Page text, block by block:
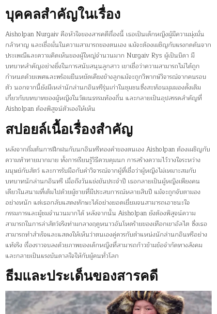
บุคคลสำคัญในเรื่อง
Aisholpan Nurgaiv คือหัวใจของสารคดีเรื่องนี้ เธอเป็นเด็กหญิงผู้มีความมุ่งมั่น
กล้าหาญ และเชื่อมั่นในความสามารถของตนเอง แม้จะต้องเผชิญกับแรงกดดันจาก
ประเพณีและความคิดเห็นของผู้ใหญ่จำนวนมาก Nurgaiv Rys ผู้เป็นบิดา มี
บทบาทสำคัญอย่างยิ่งในการสนับสนุนลูกสาว เขาเชื่อว่าความสามารถไม่ได้ถูก
กำหนดด้วยเพศและพร้อมยืนหยัดเคียงข้างลูกแม้จะถูกวิพากษ์วิจารณ์จากคนรอบ
ตัว นอกจากนี้ยังมีเหล่านักล่านกอินทรีรุ่นเก่าในชุมชนซึ่งสะท้อนมุมมองดั้งเดิม
เกี่ยวกับบทบาทของผู้หญิงในวัฒนธรรมท้องถิ่น และกลายเป็นอุปสรรคสำคัญที่
Aisholpan ต้องพิสูจน์ตัวเองให้เห็น
สปอยล์เนื้อเรื่องสำคัญ
หลังจากเริ่มต้นการฝึกฝนกับนกอินทรีทองคำของตนเอง Aisholpan ต้องเผชิญกับ
ความท้าทายมากมาย ทั้งการเรียนรู้วิธีควบคุมนก การสร้างความไว้วางใจระหว่าง
มนุษย์กับสัตว์ และการรับมือกับคำวิจารณ์จากผู้ที่เชื่อว่าผู้หญิงไม่เหมาะสมกับ
บทบาทนักล่านกอินทรี เมื่อถึงวันแข่งขันประจำปี เธอกลายเป็นผู้หญิงเพียงคน
เดียวในสนามที่เต็มไปด้วยผู้ชายที่มีประสบการณ์หลายสิบปี แม้จะถูกจับตามอง
อย่างหนัก แต่เธอกลับแสดงทักษะได้อย่างยอดเยี่ยมจนสามารถเอาชนะใจ
กรรมการและผู้ชมจำนวนมากได้ หลังจากนั้น Aisholpan ยังต้องพิสูจน์ความ
สามารถในการล่าสัตว์จริงท่ามกลางฤดูหนาวอันโหดร้ายของเทือกเขาอัลไต ซึ่งเธอ
สามารถทำสำเร็จและแสดงให้เห็นว่าตนเองคู่ควรกับตำแหน่งนักล่านกอินทรีอย่าง
แท้จริง เรื่องราวจบลงด้วยภาพของเด็กหญิงที่สามารถก้าวข้ามข้อจำกัดทางสังคม
และกลายเป็นแรงบันดาลใจให้กับผู้คนทั่วโลก
ธีมและประเด็นของสารคดี